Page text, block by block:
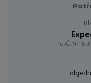
Po-Čt 9-